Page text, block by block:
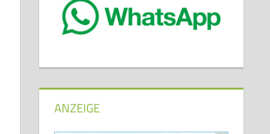
ANZEIGE